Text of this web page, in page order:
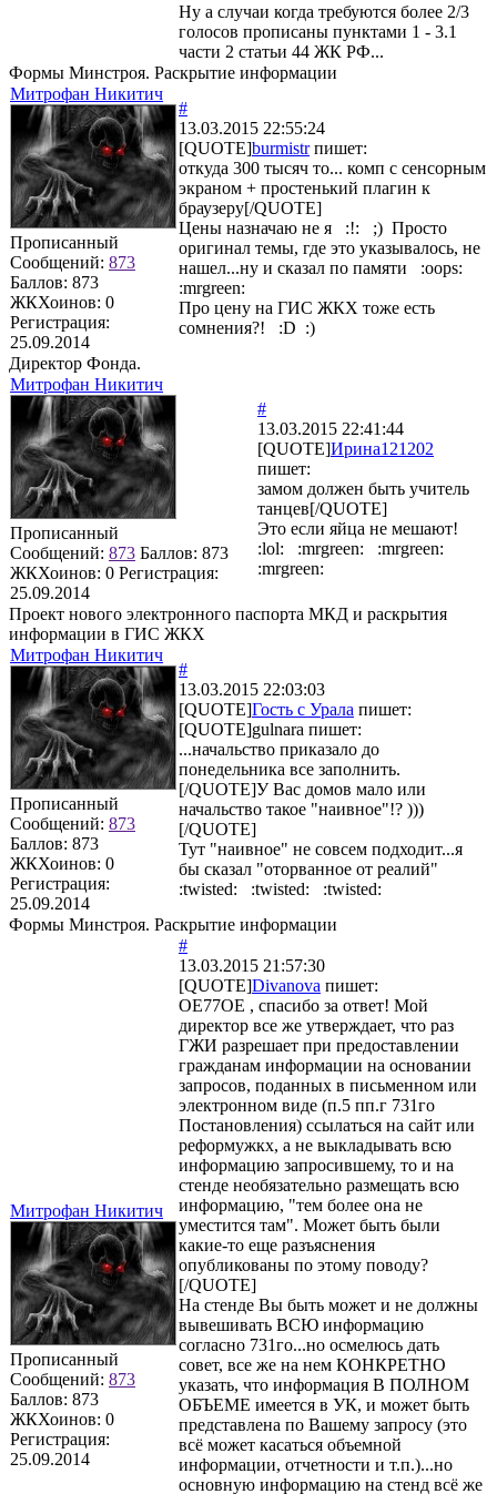
Ну а случаи когда требуются более 2/3
голосов прописаны пунктами 1 - 3.1
части 2 статьи 44 ЖК РФ...
Формы Минстроя. Раскрытие информации
Митрофан Никитич
Прописанный
Сообщений: 873
Баллов: 873
ЖКХоинов: 0
Регистрация:
25.09.2014
#
13.03.2015 22:55:24
[QUOTE]burmistrпишет:
откуда 300 тысяч то... комп с сенсорным
экраном + простенький плагин к
браузеру[/QUOTE]
Цены назначаю не я :!: ;) Просто
оригинал темы, где это указывалось, не
нашел...ну и сказал по памяти :oops:
:mrgreen:
Про цену на ГИС ЖКХ тоже есть
сомнения?! :D :)
Директор Фонда.
Митрофан Никитич
Прописанный
Сообщений: 873 Баллов: 873
ЖКХоинов: 0 Регистрация:
25.09.2014
#
13.03.2015 22:41:44
[QUOTE]Ирина121202
пишет:
замом должен быть учитель
танцев[/QUOTE]
Это если яйца не мешают!
:lol: :mrgreen: :mrgreen:
:mrgreen:
Проект нового электронного паспорта МКД и раскрытия
информации в ГИС ЖКХ
Митрофан Никитич
Прописанный
Сообщений: 873
Баллов: 873
ЖКХоинов: 0
Регистрация:
25.09.2014
#
13.03.2015 22:03:03
[QUOTE]Гость с Урала пишет:
[QUOTE]gulnara пишет:
...начальство приказало до
понедельника все заполнить.
[/QUOTE]У Вас домов мало или
начальство такое "наивное"!? )))
[/QUOTE]
Тут "наивное" не совсем подходит...я
бы сказал "оторванное от реалий"
:twisted: :twisted: :twisted:
Формы Минстроя. Раскрытие информации
Митрофан Никитич
Прописанный
Сообщений: 873
Баллов: 873
ЖКХоинов: 0
Регистрация:
25.09.2014
#
13.03.2015 21:57:30
[QUOTE]Divanova пишет:
OE77OE , спасибо за ответ! Мой
директор все же утверждает, что раз
ГЖИ разрешает при предоставлении
гражданам информации на основании
запросов, поданных в письменном или
электронном виде (п.5 пп.г 731го
Постановления) ссылаться на сайт или
реформужкх, а не выкладывать всю
информацию запросившему, то и на
стенде необязательно размещать всю
информацию, "тем более она не
уместится там". Может быть были
какие-то еще разъяснения
опубликованы по этому поводу?
[/QUOTE]
На стенде Вы быть может и не должны
вывешивать ВСЮ информацию
согласно 731го...но осмелюсь дать
совет, все же на нем КОНКРЕТНО
указать, что информация В ПОЛНОМ
ОБЪЕМЕ имеется в УК, и может быть
представлена по Вашему запросу (это
всё может касаться объемной
информации, отчетности и т.п.)...но
основную информацию на стенд всё же